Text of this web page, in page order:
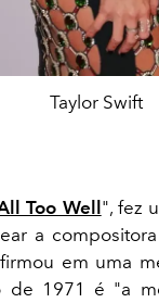
Taylor Swift
Too Well", fez
a
em uma
de 1971 é "a